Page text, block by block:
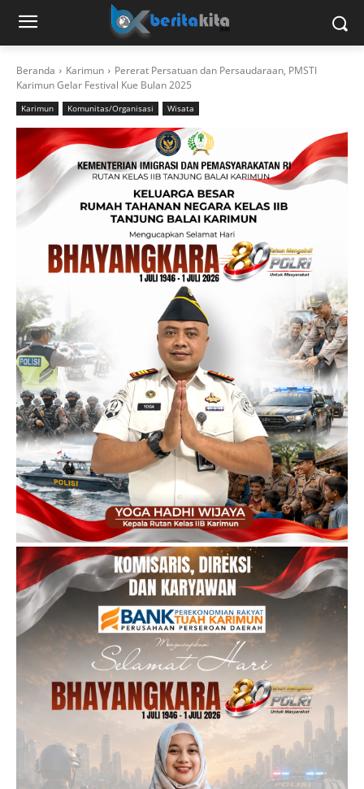
Beranda Karimun
Pererat Persatuan dan Persaudaraan, PMSTI
Karimun Gelar Festival Kue Bulan 2025
Karimun Komunitas/Organisasi Wisata